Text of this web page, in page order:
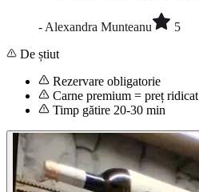
-Alexandra Munteanu
5
De știut
Rezervare obligatorie
Carne premium = preț ridicat
Timp gătire 20-30 min